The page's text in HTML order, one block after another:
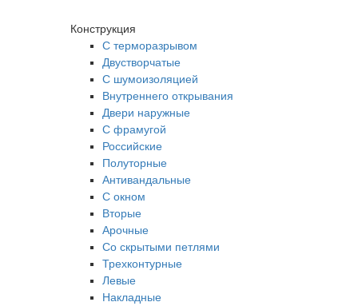
Конструкция
С терморазрывом
Двустворчатые
С шумоизоляцией
Внутреннего открывания
Двери наружные
С фрамугой
Российские
Полуторные
Антивандальные
С окном
Вторые
Арочные
Со скрытыми петлями
Трехконтурные
Левые
Накладные